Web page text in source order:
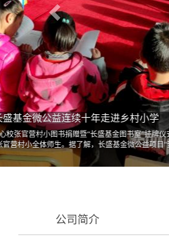
公司简介